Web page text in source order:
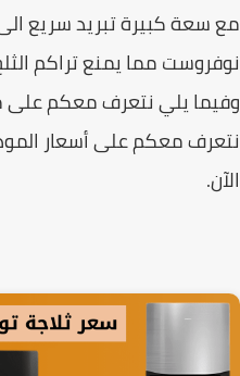
كبيرة تبريد سريع الى
مما يمنع تراكم الثلج
يلي نتعرف معكم على
معكم على أسعار